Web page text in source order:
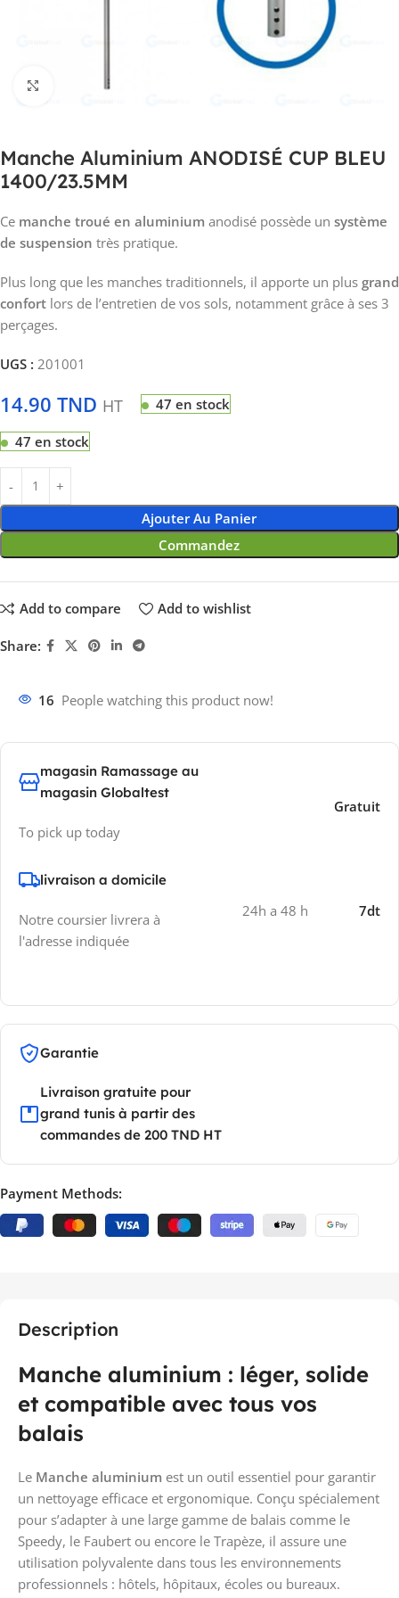
Click to enlarge
Manche Aluminium ANODISÉ CUP BLEU
1400/23.5MM
Ce manche troué en aluminium anodisé possède un système
de suspension très pratique.
Plus long que les manches traditionnels, il apporte un plus grand
confort lors de l’entretien de vos sols, notamment grâce à ses 3
perçages.
UGS : 201001
14.90 TND HT 47 en stock
47 en stock
Ajouter Au Panier
Commandez
Add to compare Add to wishlist
Share:
16 People watching this product now!
magasin Ramassage au
magasin Globaltest
To pick up today
Gratuit
livraison a domicile
Notre coursier livrera à
l'adresse indiquée
24h a 48 h 7dt
Garantie
Livraison gratuite pour
grand tunis à partir des
commandes de 200 TND HT
Payment Methods:
Description
Manche aluminium : léger, solide
et compatible avec tous vos
balais
Le Manche aluminium est un outil essentiel pour garantir
un nettoyage efficace et ergonomique. Conçu spécialement
pour s’adapter à une large gamme de balais comme le
Speedy, le Faubert ou encore le Trapèze, il assure une
utilisation polyvalente dans tous les environnements
professionnels : hôtels, hôpitaux, écoles ou bureaux.